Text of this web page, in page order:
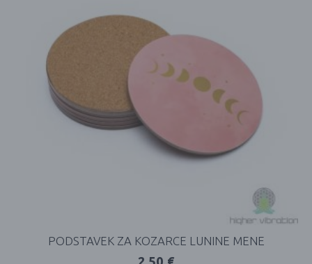
PODSTAVEK ZA KOZARCE LUNINE MENE